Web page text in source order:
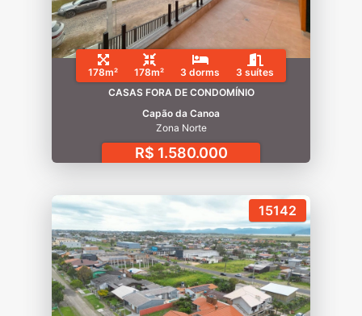
178m² 178m² 3 dorms
3 suítes
CASAS FORA DE CONDOMÍNIO
Capão da Canoa
Zona Norte
R$ 1.580.000
15142